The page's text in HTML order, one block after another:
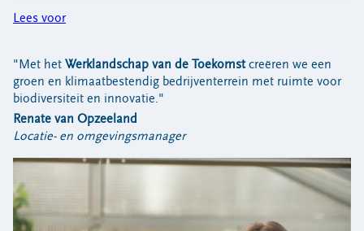
VeeIgestelde vragen
Pers
Locaties
Werken bij
Voor gemeenten
Voor leveranciers en bezoekers
Lees voor
"Met het Werklandschap van de Toekomstcreëren we een
groen en klimaatbestendig bedrijventerrein met ruimte voor
biodiversiteit en innovatie."
Renate van Opzeeland
Locatie- en omgevingsmanager